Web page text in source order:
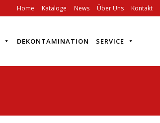
Home Kataloge News Über Uns Kontakt
DEKONTAMINATION SERVICE